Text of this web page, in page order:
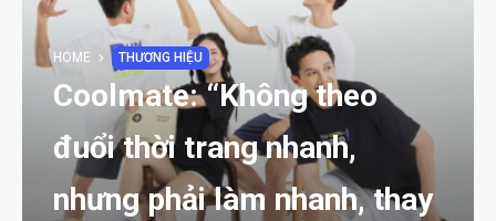
HOME THƯƠNG HIỆU
Coolmate: “Không theo
đuổi thời trang nhanh,
nhưng phải làm nhanh, thay